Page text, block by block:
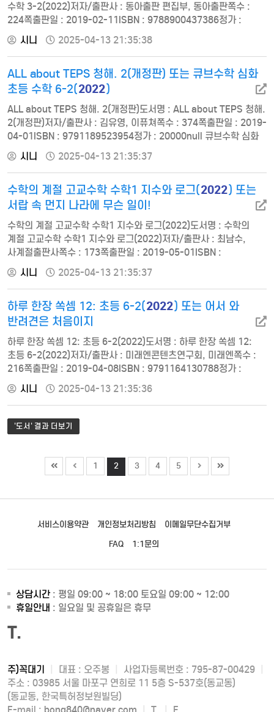
수학 3-2(2022)저자/출판사 : 동아출판 편집부, 동아출판쪽수 :
224쪽출판일 : 2019-02-11ISBN : 9788900437386정가 :
14000① 곱셈② 나눗셈③ 원④ 분수⑤ 들이와 무게⑥ 자료의 정리
40일 만에 기억력 천재가 된다도서명 : 40일 만에 기억력 천재가
된다저자/출판사 : 개러스 무어, 미디어숲쪽수 : 208쪽출판일 :
2019-03-20ISBN : 9791158740467정가 : 140001일 기억하는
법 배우기 2일…
시니 2025-04-13 21:35:38
ALL about TEPS 청해. 2(개정판) 또는 큐브수학 심화
초등 수학 6-2(2022)
ALL about TEPS 청해. 2(개정판)도서명 : ALL about TEPS 청해.
2(개정판)저자/출판사 : 김유영, 이퓨쳐쪽수 : 374쪽출판일 : 2019-
04-01ISBN : 9791189523954정가 : 20000null 큐브수학 심화
초등 수학 6-2(2022)도서명 : 큐브수학 심화 초등 수학 6-2(2022)
저자/출판사 : 동아출판 편집부, 동아출판쪽수 : 232쪽출판일 :
2019-04-15ISBN : 9788900437416정가 : 140001. 분수의
나눗셈2. 소수의 나눗셈3. 공간과 입체4. 비…
시니 2025-04-13 21:35:37
수학의 계절 고교수학 수학1 지수와 로그(2022) 또는
서랍 속 먼지 나라에 무슨 일이!
수학의 계절 고교수학 수학1 지수와 로그(2022)도서명 : 수학의
계절 고교수학 수학1 지수와 로그(2022)저자/출판사 : 최남수,
사계절출판사쪽수 : 173쪽출판일 : 2019-05-01ISBN :
9791188357215정가 : 12700null 서랍 속 먼지 나라에 무슨
일이!도서명 : 서랍 속 먼지 나라에 무슨 일이!저자/출판사 : 남동윤,
씨드북쪽수 : 29쪽출판일 : 2019-03-05ISBN :
9791160512595정가 : 14000null
시니 2025-04-13 21:35:37
하루 한장 쏙셈 12: 초등 6-2(2022) 또는 어서 와
반려견은 처음이지
하루 한장 쏙셈 12: 초등 6-2(2022)도서명 : 하루 한장 쏙셈 12:
초등 6-2(2022)저자/출판사 : 미래엔콘텐츠연구회, 미래엔쪽수 :
216쪽출판일 : 2019-04-08ISBN : 9791164130788정가 :
110001. 분수의 나눗셈- (진분수)÷(진분수)- (자연수) ÷ (분수)-
(대분수) ÷(대분수)2. 소수의 나눗셈- (소수)÷(소수)- (자연수) ÷
(소수)- 몫을 반올림하여 나타내기3. 비례식과 비례배분- 비의 성질,
비례식의 성질- 비례배분4. 원의 넓이- 지름, 반지름, 원주 구하기-
원의 넓…
시니 2025-04-13 21:35:36
'도서' 결과 더보기
1 2 3 4 5
서비스이용약관 개인정보처리방침
이메일무단수집거부
FAQ
1:1문의
상담시간: 평일 09:00 ~ 18:00 토요일 09:00 ~ 12:00
휴일안내 : 일요일 및 공휴일은 휴무
T.
주)꼭대기 대표 : 오주봉 사업자등록번호 : 795-87-00429
주소 : 03985 서울 마포구 연희로 11 5층 S-537호(동교동)
(동교동, 한국특허정보원빌딩)